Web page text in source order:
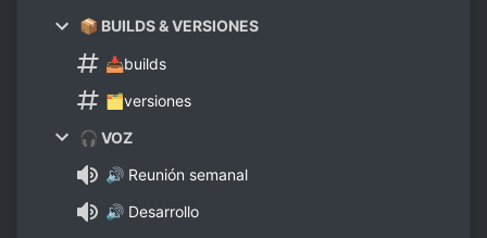
📦 BUILDS & VERSIONES
📥builds
🗂️versiones
🎧 VOZ
🔊 Reunión semanal
🔊 Desarrollo